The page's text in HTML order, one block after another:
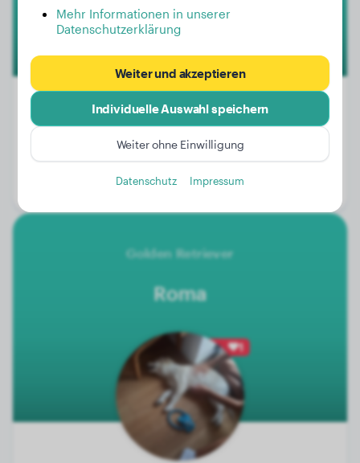
Alter:
3 Jahre, 3 Monate
Golden Retriever
Roma
1
Mehr Informationen in unserer
Datenschutzerklärung
Weiter und akzeptieren
Individuelle Auswahl speichern
Weiter ohne Einwilligung
Datenschutz Impressum